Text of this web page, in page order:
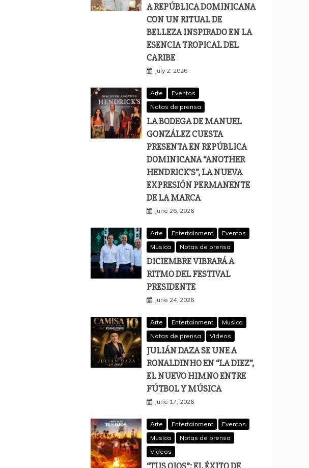
A REPÚBLICA DOMINICANA
CON UN RITUAL DE
BELLEZA INSPIRADO EN LA
ESENCIA TROPICAL DEL
CARIBE
July 2, 2026
Arte
Eventos
Notas de prensa
LA BODEGA DE MANUEL
GONZÁLEZ CUESTA
PRESENTA EN REPÚBLICA
DOMINICANA “ANOTHER
HENDRICK’S”, LA NUEVA
EXPRESIÓN PERMANENTE
DE LA MARCA
June 26, 2026
Arte Entertainment
Eventos
Musica
Notas de prensa
DICIEMBRE VIBRARÁ A
RITMO DEL FESTIVAL
PRESIDENTE
June 24, 2026
Arte Entertainment
Musica
Notas de prensa
Videos
JULIÁN DAZA SE UNE A
RONALDINHO EN “LA DIEZ”,
EL NUEVO HIMNO ENTRE
FÚTBOL Y MÚSICA
June 17, 2026
Arte Entertainment
Eventos
Musica
Notas de prensa
Videos